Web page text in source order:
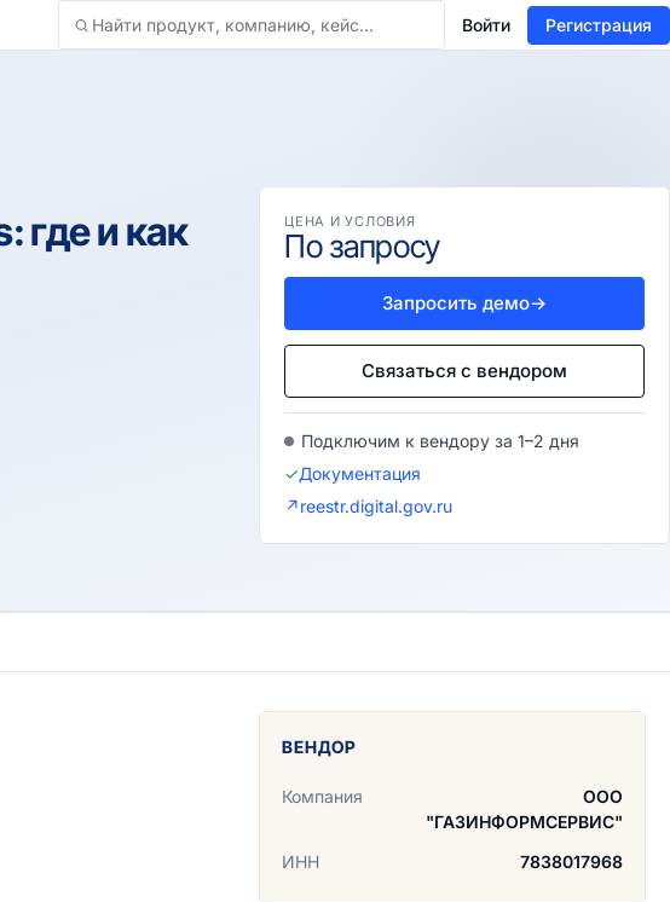
Найти Войти Регистрация
где и как
ЦЕНА И УСЛОВИЯ
По запросу
Запросить демо→
Связаться с вендором
Подключим к вендору за 1–2 дня
✓Документация
↗reestr.digital.gov.ru
ВЕНДОР
Компания
ООО
"ГАЗИНФОРМСЕРВИС"
ИНН
7838017968